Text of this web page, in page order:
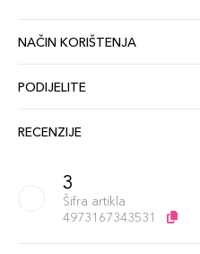
NAČIN KORIŠTENJA
PODIJELITE
RECENZIJE
3
Šifra artikla
4973167343531